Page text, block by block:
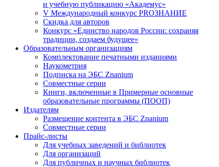
и учебную публикацию «Академус»
V Международный конкурс PROЗНАНИЕ
Скидка для авторов
Конкурс «Единство народов России: сохраняя
традиции, создаем будущее»
Образовательным организациям
Комплектование печатными изданиями
Наукометрия
Подписка на ЭБС Znanium
Совместные серии
Книги, включенные в Примерные основные
образовательные программы (ПООП)
Издателям
Размещение контента в ЭБС Znanium
Совместные серии
Прайс-листы
Для учебных заведений и библиотек
Для организаций
Для публичных и научных библиотек